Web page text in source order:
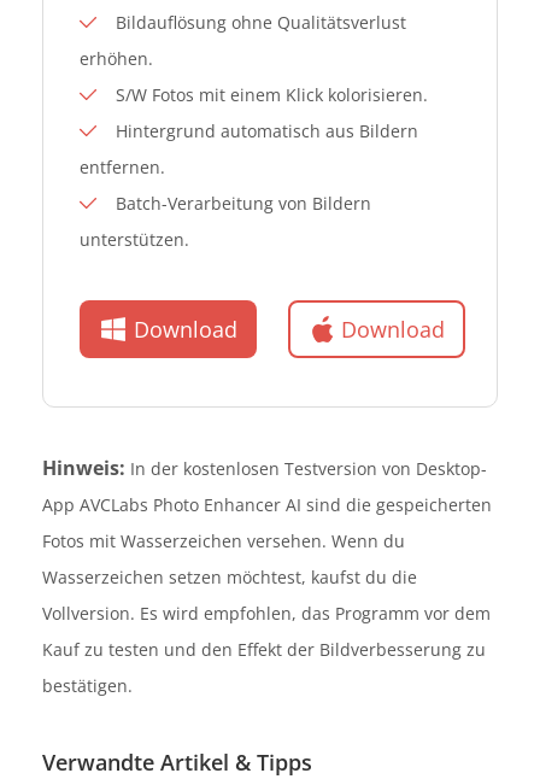
Bildauflösung ohne Qualitätsverlust
erhöhen.
S/W Fotos mit einem Klick kolorisieren.
Hintergrund automatisch aus Bildern
entfernen.
Batch-Verarbeitung von Bildern
unterstützen.
Download Download
Hinweis: In der kostenlosen Testversion von Desktop-
App AVCLabs Photo Enhancer AI sind die gespeicherten
Fotos mit Wasserzeichen versehen. Wenn du
Wasserzeichen setzen möchtest, kaufst du die
Vollversion. Es wird empfohlen, das Programm vor dem
Kauf zu testen und den Effekt der Bildverbesserung zu
bestätigen.
Verwandte Artikel & Tipps